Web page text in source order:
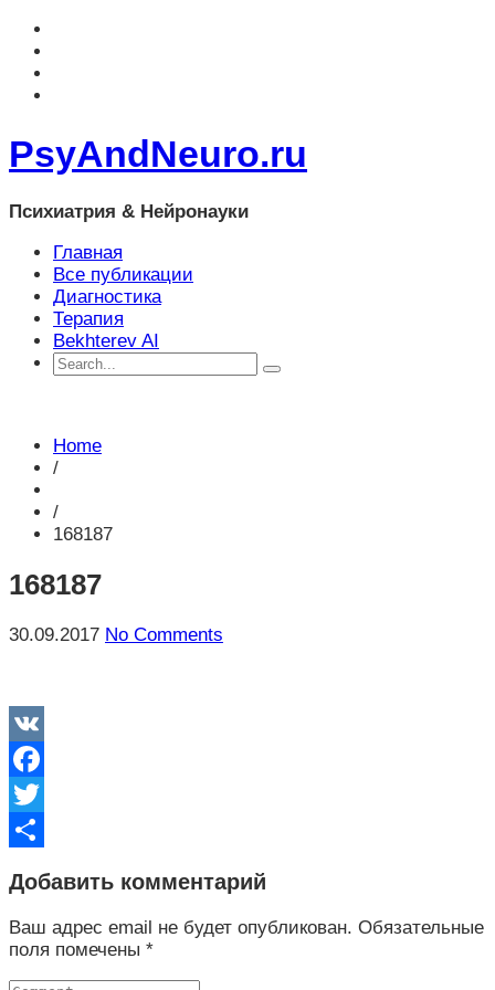
PsyAndNeuro.ru
Психиатрия & Нейронауки
Главная
Все публикации
Диагностика
Терапия
Bekhterev AI
Home
/
/
168187
168187
30.09.2017 No Comments
VK
Facebook
Twitter
Добавить комментарий
Ваш адрес email не будет опубликован. Обязательные
поля помечены *